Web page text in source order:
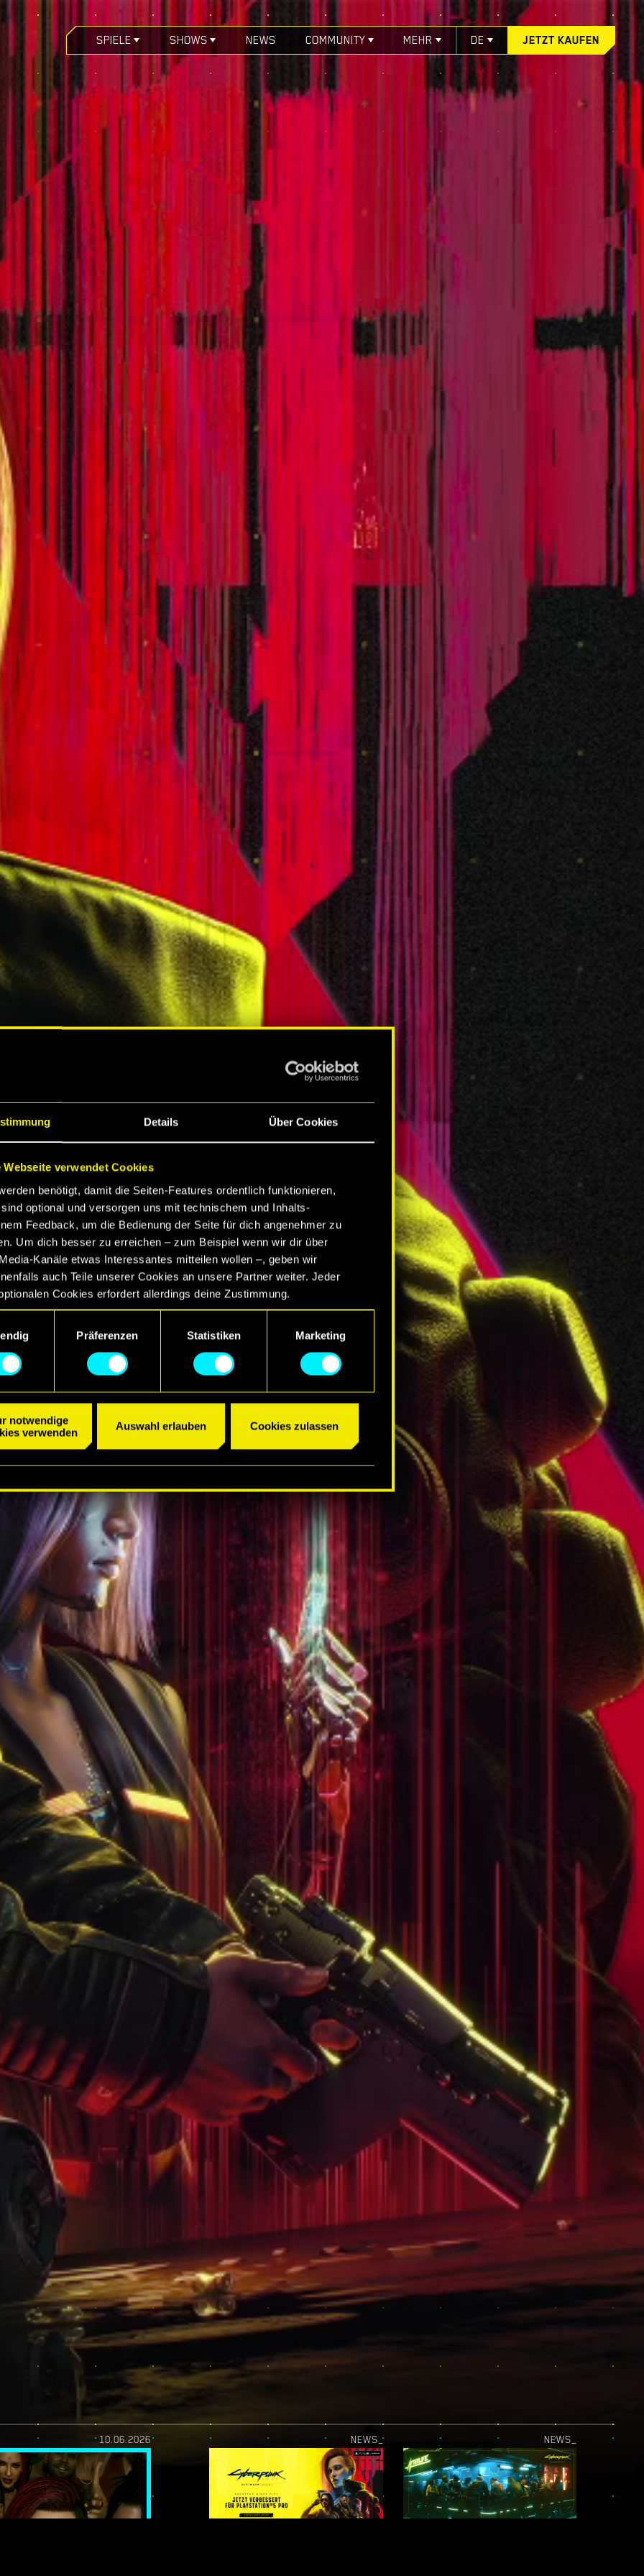
Details Über Cookies
Webseite verwendet Cookies
benötigt, damit die Seiten-Features ordentlich funktionieren,
optional und versorgen uns mit technischem und Inhalts-
Feedback, um die Bedienung der Seite für dich angenehmer zu
Um dich besser zu erreichen – zum Beispiel wenn wir dir über
Kanäle etwas Interessantes mitteilen wollen –, geben wir
auch Teile unserer Cookies an unsere Partner weiter. Jeder
Cookies erfordert allerdings deine Zustimmung.
wo du, falls gewünscht, auch alle Einstellungen rund um das
Cookies ändern kannst.
Präferenzen Statistiken Marketing
notwendige
verwenden
Auswahl erlauben Cookies zulassen
SPIELE SHOWS NEWS COMMUNITY MEHR DE JETZT KAUFEN
10.06.2026 NEWS_ NEWS_